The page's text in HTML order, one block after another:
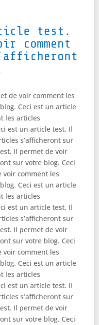
test.
comment
de voir comment les
Ceci est un article
les articles
est un article test. Il
s’afficheront sur
Il permet de voir
sur votre blog. Ceci
comment les
Ceci est un article
les articles
est un article test. Il
s’afficheront sur
Il permet de voir
sur votre blog. Ceci
comment les
Ceci est un article
les articles
est un article test. Il
s’afficheront sur
Il permet de voir
sur votre blog. Ceci